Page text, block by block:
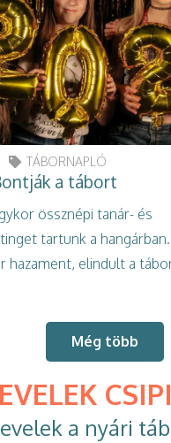
TÁBORNAPLÓ
a tábort
össznépi tanár- és
tartunk a
hazament, elindult a
Még több
a nyári